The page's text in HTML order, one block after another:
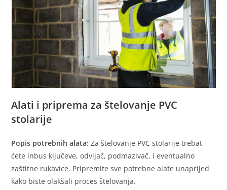
Alati i priprema za štelovanje PVC
stolarije
Popis potrebnih alata: Za štelovanje PVC stolarije trebat
ćete inbus ključeve, odvijač, podmazivač, i eventualno
zaštitne rukavice. Pripremite sve potrebne alate unaprijed
kako biste olakšali proces štelovanja.